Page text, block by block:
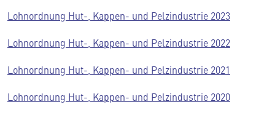
Lohnordnung Hut-, Kappen- und Pelzindustrie 2023
Lohnordnung Hut-, Kappen- und Pelzindustrie 2022
Lohnordnung Hut-, Kappen- und Pelzindustrie 2021
Lohnordnung Hut-, Kappen- und Pelzindustrie 2020